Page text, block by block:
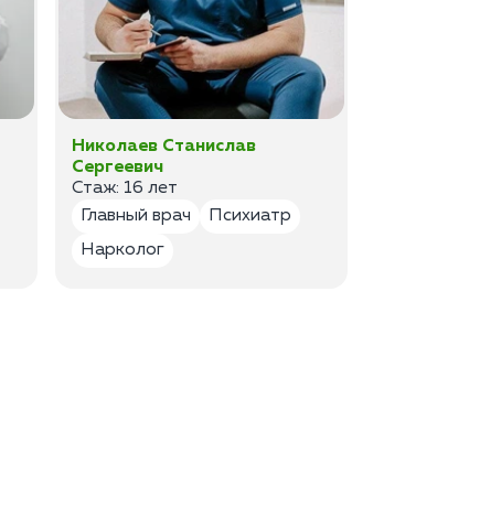
Николаев Станислав
Сергеевич
Стаж: 16 лет
Главный врач
Психиатр
Нарколог